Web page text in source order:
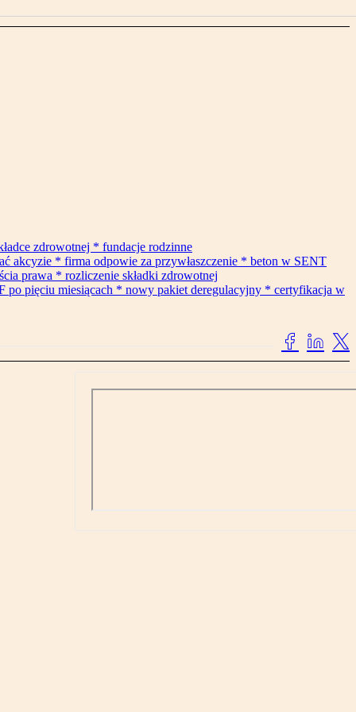
zdrowotnej * fundacje rodzinne
akcyzie * firma odpowie za przywłaszczenie * beton w SENT
prawa * rozliczenie składki zdrowotnej
po pięciu miesiącach * nowy pakiet deregulacyjny * certyfikacja w